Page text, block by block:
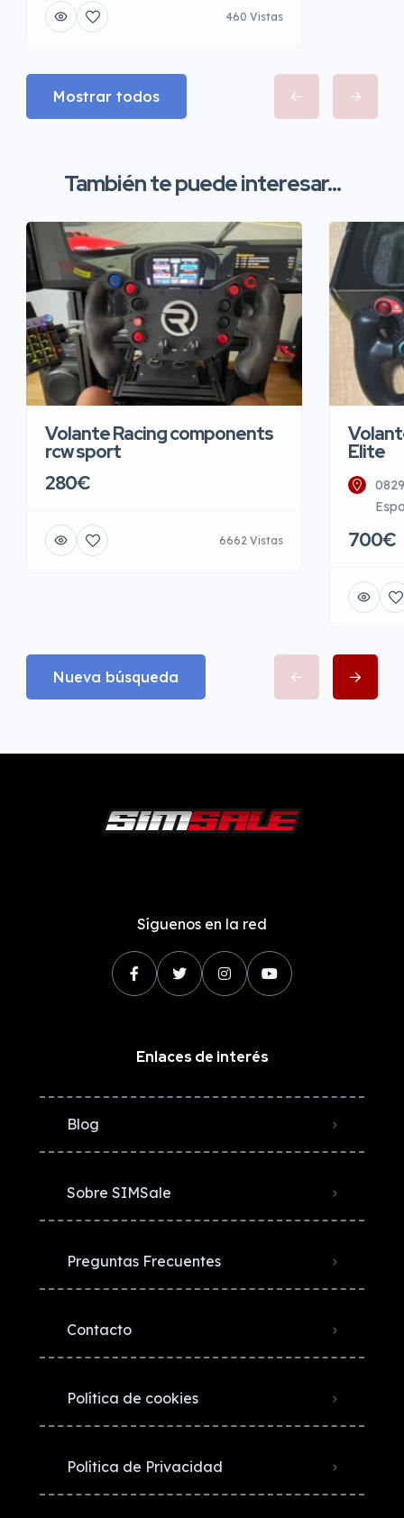
460 Vistas
Mostrar todos
También te puede interesar...
Volante Racing components
rcw sport
280€
6662 Vistas
Elite
700€
Nueva búsqueda
Síguenos en la red
Enlaces de interés
Blog
Sobre SIMSale
Preguntas Frecuentes
Contacto
Política de cookies
Política de Privacidad